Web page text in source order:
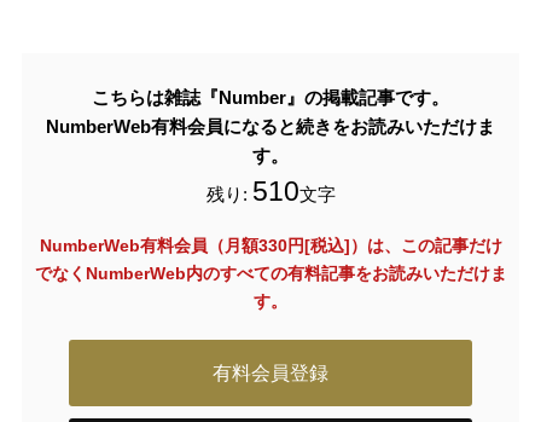
こちらは雑誌『Number』の掲載記事です。
NumberWeb有料会員になると続きをお読みいただけま
す。
残り: 510文字
NumberWeb有料会員（月額330円[税込]）は、この記事だけ
でなく NumberWeb内のすべての有料記事をお読みいただけま
す。
有料会員登録